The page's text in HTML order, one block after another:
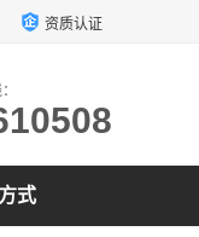
资质认证
式